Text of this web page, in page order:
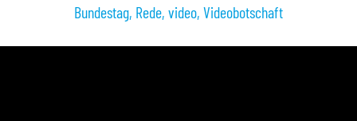
Bundestag, Rede, video, Videobotschaft